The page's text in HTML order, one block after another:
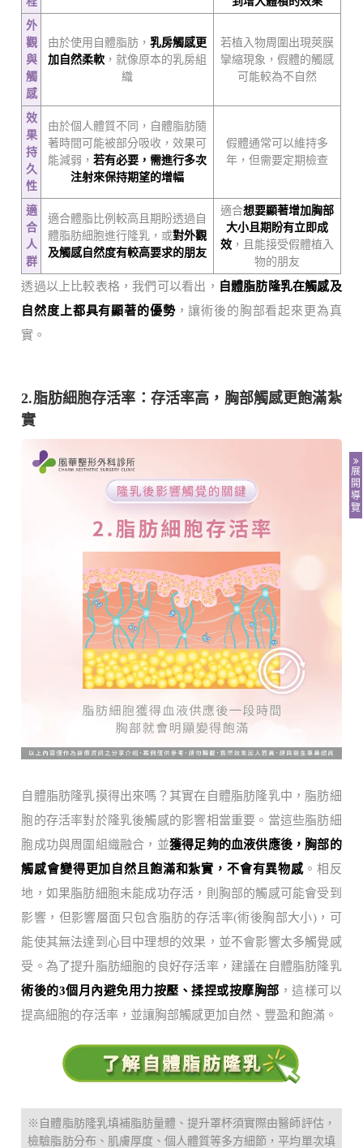
外
觀
與
觸
感
由於使用自體脂肪，乳房觸感更
加自然柔軟 ，就像原本的乳房組
織
若植入物周圍出現莢膜
攣縮現象，假體的觸感
可能較為不自然
效
果
持
久
性
由於個人體質不同，自體脂肪隨
著時間可能被部分吸收，效果可
能減弱，若有必要，需進行多次
注射來保持期望的增幅
假體通常可以維持多
年，但需要定期檢查
適
合
人
群
適合體脂比例較高且期盼透過自
體脂肪細胞進行隆乳，或對外觀
及觸感自然度有較高要求的朋友
適合想要顯著增加胸部
大小且期盼有立即成
效 ，且能接受假體植入
物的朋友
透過以上比較表格，我們可以看出，
自體脂肪隆乳在觸感及
自然度上都具有顯著的優勢，讓術後的胸部看起來更為真
實。
2.脂肪細胞存活率：存活率高，胸部觸感更飽滿紮
實
自體脂肪隆乳摸得出來嗎？其實在自體脂肪隆乳中，脂肪細
胞的存活率對於隆乳後觸感的影響相當重要。當這些脂肪細
胞成功與周圍組織融合，並獲得足夠的血液供應後，胸部的
觸感會變得更加自然且飽滿和紮實，不會有異物感。相反
地，如果脂肪細胞未能成功存活，則胸部的觸感可能會受到
影響，但影響層面只包含脂肪的存活率(術後胸部大小)，可
能使其無法達到心目中理想的效果，並不會影響太多觸覺感
受。為了提升脂肪細胞的良好存活率，建議在自體脂肪隆乳
術後的3個月內避免用力按壓、揉捏或按摩胸部 ，這樣可以
提高細胞的存活率，並讓胸部觸感更加自然、豐盈和飽滿。
※自體脂肪隆乳填補脂肪量體、提升罩杯須實際由醫師評估，
檢驗脂肪分布、肌膚厚度、個人體質等多方細節，平均單次填
展
開
導
覽